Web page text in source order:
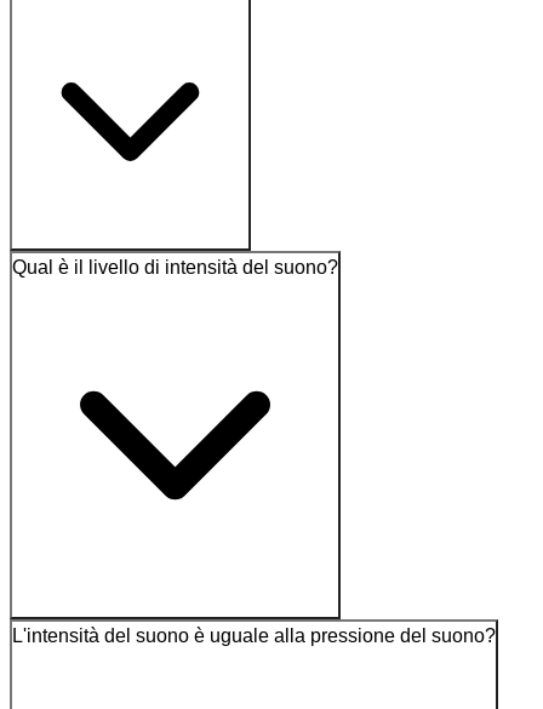
Qual è il livello di intensità del suono?
L'intensità del suono è uguale alla pressione del suono?